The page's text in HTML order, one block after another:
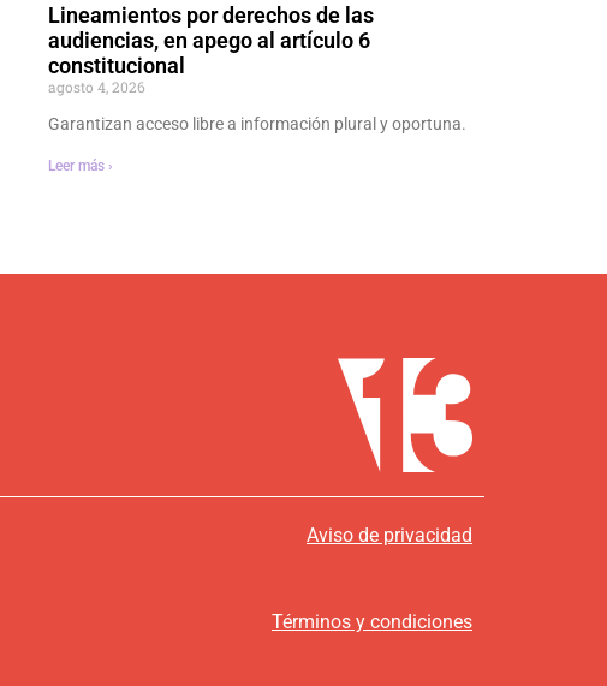
Lineamientos por derechos de las
audiencias, en apego al artículo 6
constitucional
agosto 4, 2026
Garantizan acceso libre a información plural y oportuna.
Leer más ›
Aviso de privacidad
Términos y condiciones